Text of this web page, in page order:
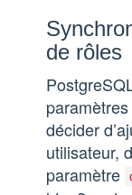
de rôles
décider
utilisateur,
paramètre